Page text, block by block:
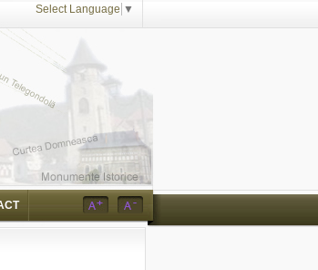
Select Language ▼